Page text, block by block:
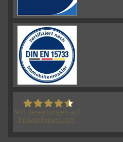
HORN IMMOBILIEN GmbH
941 Bewertungen auf
ProvenExpert.com